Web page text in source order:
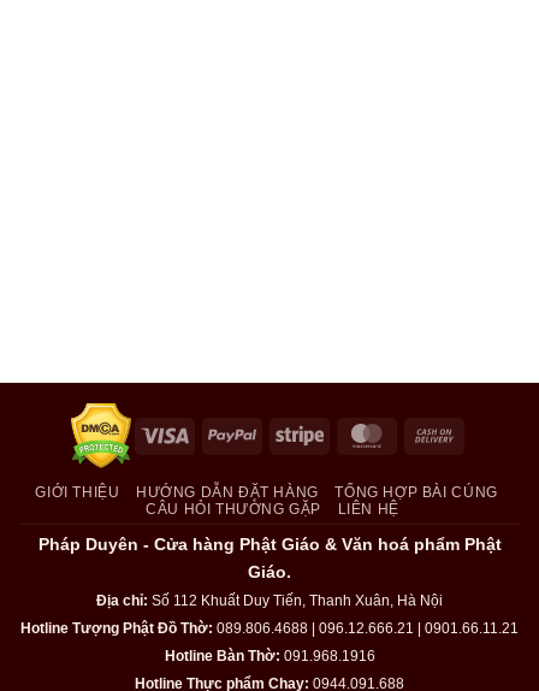
Visa PayPal Stripe MasterCard
Delivery
GIỚI THIỆU HƯỚNG DẪN ĐẶT HÀNG
TỔNG HỢP BÀI CÚNG
CÂU HỎI THƯỜNG GẶP
LIÊN HỆ
Pháp Duyên - Cửa hàng Phật Giáo & Văn hoá phẩm Phật
Giáo.
Địa chỉ: Số 112 Khuất Duy Tiến, Thanh Xuân, Hà Nội
Hotline Tượng Phật Đồ Thờ: 089.806.4688 | 096.12.666.21 | 0901.66.11.21
Hotline Bàn Thờ: 091.968.1916
Hotline Thực phẩm Chay: 0944.091.688